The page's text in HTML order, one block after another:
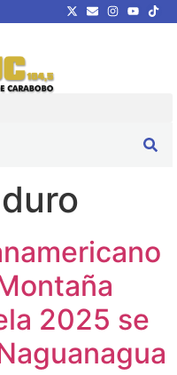
2025 se